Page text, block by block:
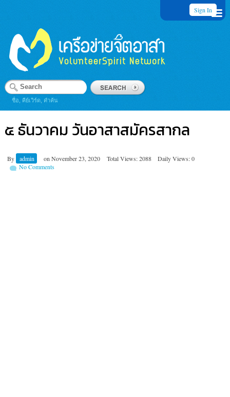
Sign In
ชื่อ, คีย์เวิร์ด, คำค้น
๕ ธันวาคม วันอาสาสมัครสากล
By admin on November 23, 2020 Total Views: 2088
Daily Views: 0
No Comments